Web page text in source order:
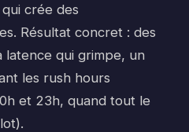
crée des
Résultat concret : des
latence qui grimpe, un
les rush hours
et 23h, quand tout le